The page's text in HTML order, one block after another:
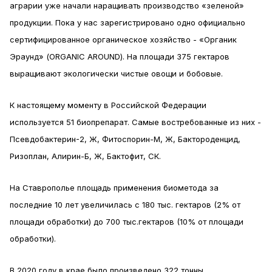
аграрии уже начали наращивать производство «зеленой»
продукции. Пока у нас зарегистрировано одно официально
сертифицированное органическое хозяйство - «Органик
Эраунд» (ORGANIC AROUND). На площади 375 гектаров
выращивают экологически чистые овощи и бобовые.
К настоящему моменту в Российской Федерации
используется 51 биопрепарат. Самые востребованные из них -
Псевдобактерин-2, Ж, Фитоспорин-М, Ж, Бактороденцид,
Ризоплан, Алирин-Б, Ж, Бактофит, СК.
На Ставрополье площадь применения биометода за
последние 10 лет увеличилась с 180 тыс. гектаров (2% от
площади обработки) до 700 тыс.гектаров (10% от площади
обработки).